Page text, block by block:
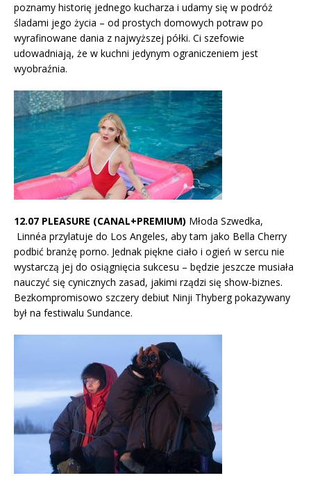
poznamy historię jednego kucharza i udamy się w podróż
śladami jego życia – od prostych domowych potraw po
wyrafinowane dania z najwyższej półki. Ci szefowie
udowadniają, że w kuchni jedynym ograniczeniem jest
wyobraźnia.
12.07 PLEASURE (CANAL+PREMIUM) Młoda Szwedka,
Linnéa przylatuje do Los Angeles, aby tam jako Bella Cherry
podbić branżę porno. Jednak piękne ciało i ogień w sercu nie
wystarczą jej do osiągnięcia sukcesu – będzie jeszcze musiała
nauczyć się cynicznych zasad, jakimi rządzi się show-biznes.
Bezkompromisowo szczery debiut Ninji Thyberg pokazywany
był na festiwalu Sundance.